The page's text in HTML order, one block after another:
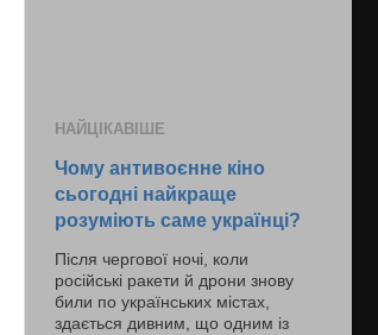
НАЙЦІКАВІШЕ
Чому антивоєнне кіно
сьогодні найкраще
розуміють саме українці?
Після чергової ночі, коли
російські ракети й дрони знову
били по українських містах,
здається дивним, що одним із